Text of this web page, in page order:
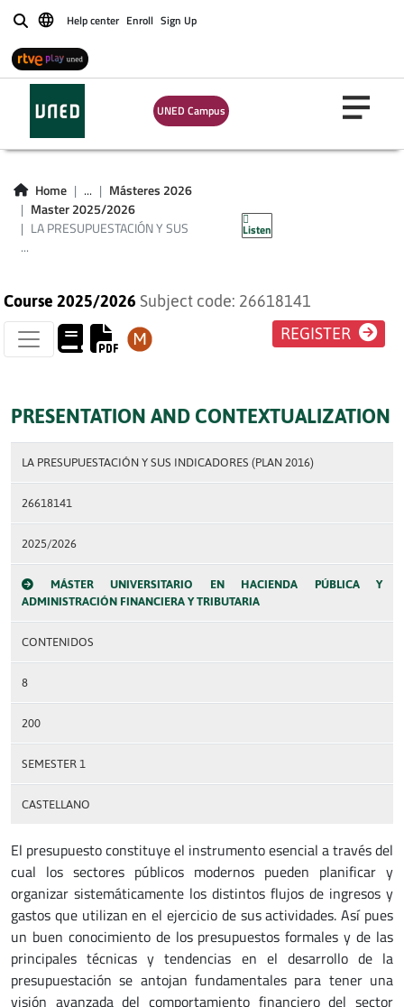
BuscarHelp center Enroll Sign Up
UNED Campus
Home ...
Másteres 2026
Master 2025/2026
LA PRESUPUESTACIÓN Y SUS
...
Listen
LA
PRESUPUESTACIÓN
Y SUS INDICADORES
(PLAN 2016)
Course 2025/2026 Subject code: 26618141
REGISTER
PRESENTATION AND CONTEXTUALIZATION
LA PRESUPUESTACIÓN Y SUS INDICADORES (PLAN 2016)
26618141
2025/2026
MÁSTER UNIVERSITARIO EN HACIENDA PÚBLICA Y
ADMINISTRACIÓN FINANCIERA Y TRIBUTARIA
CONTENIDOS
8
200
SEMESTER 1
CASTELLANO
El presupuesto constituye el instrumento esencial a través del
cual los sectores públicos modernos pueden planificar y
organizar sistemáticamente los distintos flujos de ingresos y
gastos que utilizan en el ejercicio de sus actividades. Así pues
un buen conocimiento de los presupuestos formales y de las
principales técnicas y tendencias en el desarrollo de la
presupuestación se antojan fundamentales para tener una
visión avanzada del comportamiento financiero del sector